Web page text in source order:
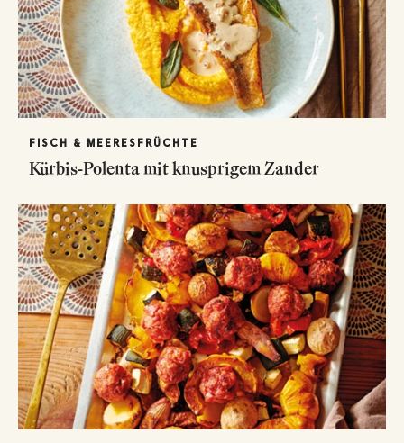
FISCH & MEERESFRÜCHTE
Kürbis-Polenta mit knusprigem Zander